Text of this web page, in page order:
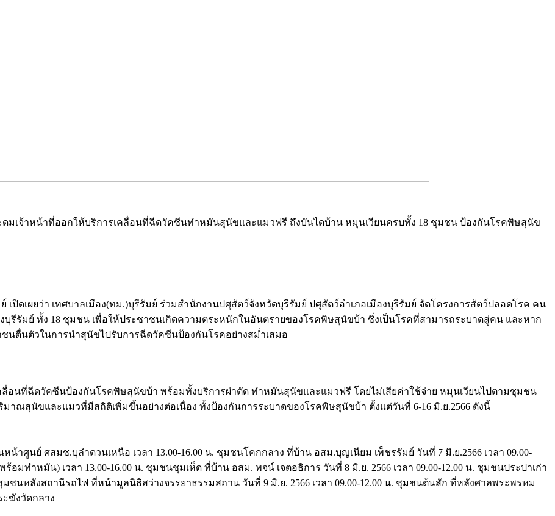
ดมเจ้าหน้าที่ออกให้บริการเคลื่อนที่ฉีดวัคซีนทำหมันสุนัขและแมวฟรี ถึงบันไดบ้าน หมุนเวียนครบทั้ง 18 ชุมชน ป้องกันโรคพิษสุนัข
ปิดเผยว่า เทศบาลเมือง(ทม.)บุรีรัมย์ ร่วมสำนักงานปศุสัตว์จังหวัดบุรีรัมย์ ปศุสัตว์อำเภอเมืองบุรีรัมย์ จัดโครงการสัตว์ปลอดโรค คน
รีรัมย์ ทั้ง 18 ชุมชน เพื่อให้ประชาชนเกิดความตระหนักในอันตรายของโรคพิษสุนัขบ้า ซึ่งเป็นโรคที่สามารถระบาดสู่คน และหาก
ชนตื่นตัวในการนำสุนัขไปรับการฉีดวัคซีนป้องกันโรคอย่างสม่ำเสมอ
ลื่อนที่ฉีดวัคซีนป้องกันโรคพิษสุนัขบ้า พร้อมทั้งบริการผ่าตัด ทำหมันสุนัขและแมวฟรี โดยไม่เสียค่าใช้จ่าย หมุนเวียนไปตามชุมชน
มาณสุนัขและแมวที่มีสถิติเพิ่มขึ้นอย่างต่อเนื่อง ทั้งป้องกันการระบาดของโรคพิษสุนัขบ้า ตั้งแต่วันที่ 6-16 มิ.ย.2566 ดังนี้
น้าศูนย์ ศสมช.บุลำดวนเหนือ เวลา 13.00-16.00 น. ชุมชนโคกกลาง ที่บ้าน อสม.บุญเนียม เพ็ชรรัมย์ วันที่ 7 มิ.ย.2566 เวลา 09.00-
ทำหมัน) เวลา 13.00-16.00 น. ชุมชนชุมเห็ด ที่บ้าน อสม. พจน์ เจตอธิการ วันที่ 8 มิ.ย. 2566 เวลา 09.00-12.00 น. ชุมชนประปาเก่า
มชนหลังสถานีรถไฟ ที่หน้ามูลนิธิสว่างจรรยาธรรมสถาน วันที่ 9 มิ.ย. 2566 เวลา 09.00-12.00 น. ชุมชนต้นสัก ที่หลังศาลพระพรหม
ะฆังวัดกลาง